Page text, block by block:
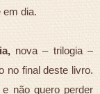
em dia.
nova – trilogia –
no final deste livro.
e não quero perder